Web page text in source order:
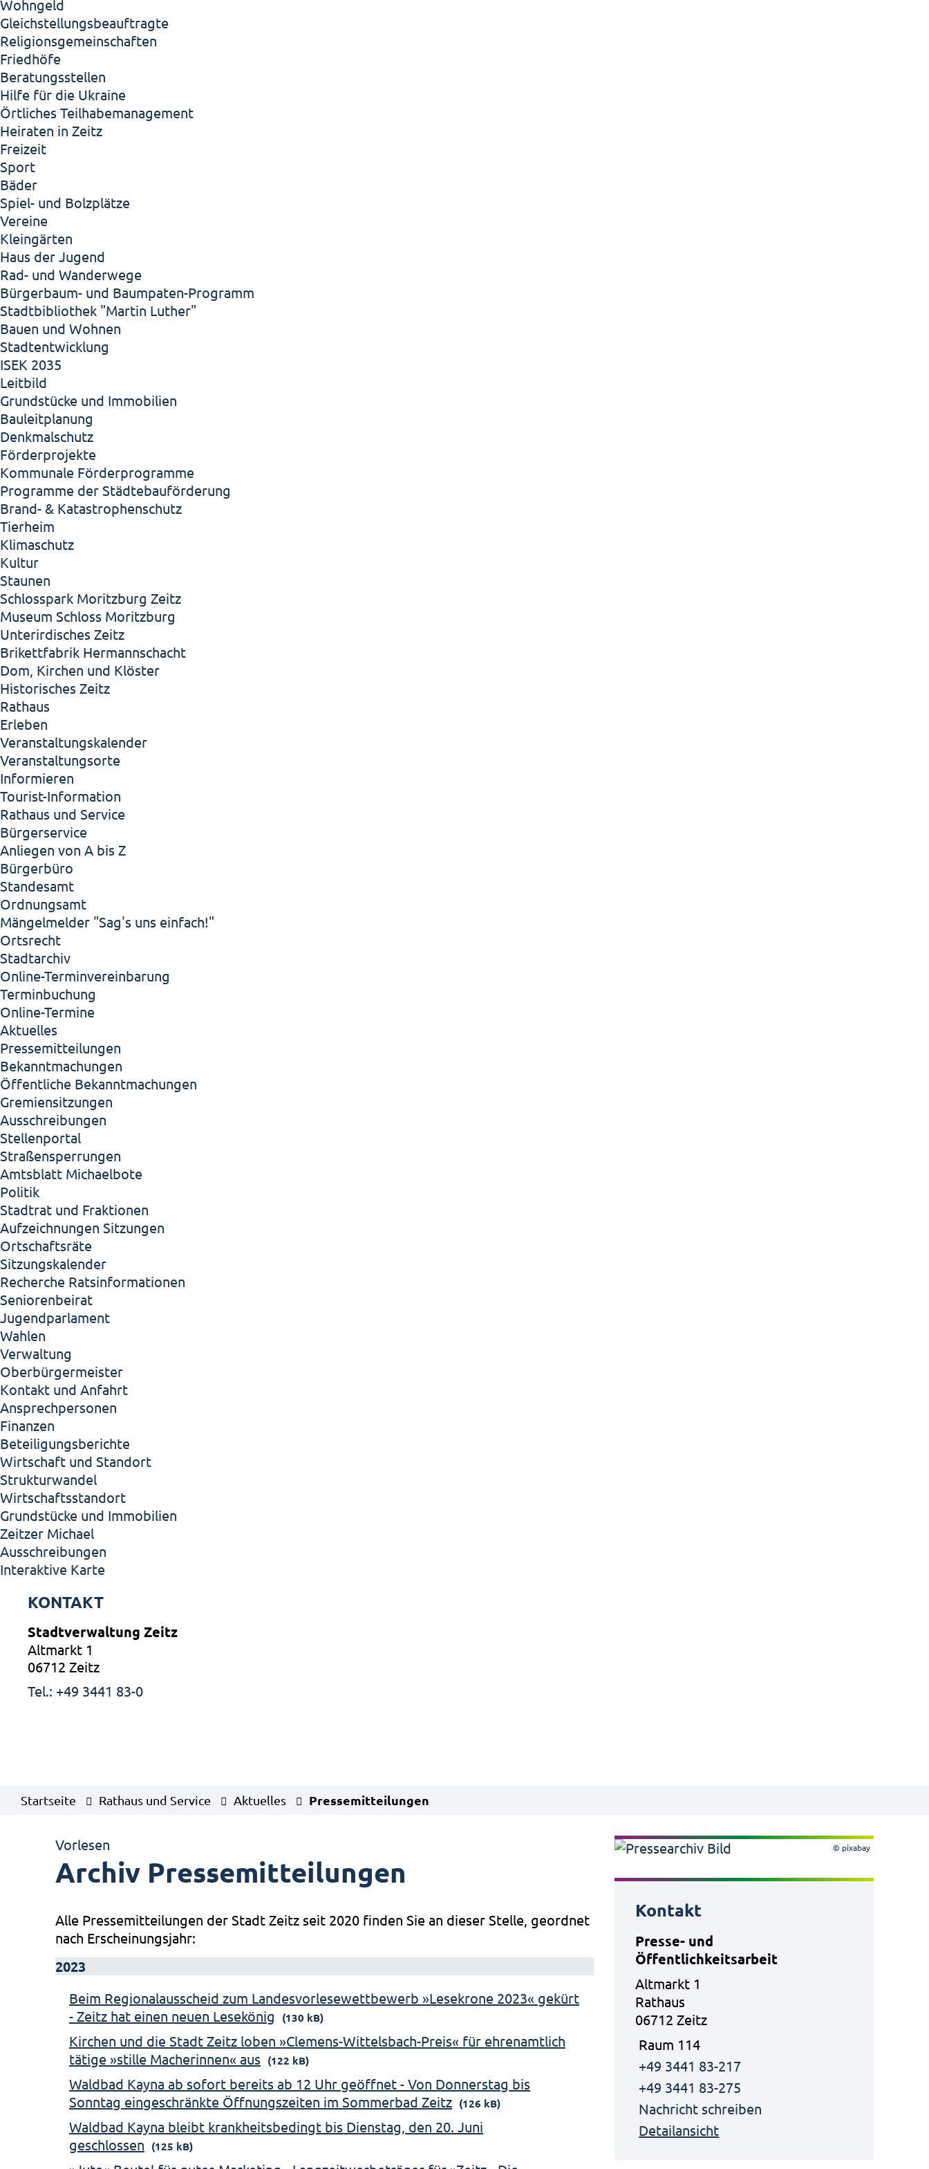
Wohngeld
Gleichstellungsbeauftragte
Religionsgemeinschaften
Friedhöfe
Beratungsstellen
Hilfe für die Ukraine
Örtliches Teilhabemanagement
Heiraten in Zeitz
Freizeit
Sport
Bäder
Spiel- und Bolzplätze
Vereine
Kleingärten
Haus der Jugend
Rad- und Wanderwege
Bürgerbaum- und Baumpaten-Programm
Stadtbibliothek "Martin Luther"
Bauen und Wohnen
Stadtentwicklung
ISEK 2035
Leitbild
Grundstücke und Immobilien
Bauleitplanung
Denkmalschutz
Förderprojekte
Kommunale Förderprogramme
Programme der Städtebauförderung
Brand- & Katastrophenschutz
Tierheim
Klimaschutz
Kultur
Staunen
Schlosspark Moritzburg Zeitz
Museum Schloss Moritzburg
Unterirdisches Zeitz
Brikettfabrik Hermannschacht
Dom, Kirchen und Klöster
Historisches Zeitz
Rathaus
Erleben
Veranstaltungskalender
Veranstaltungsorte
Informieren
Tourist-Information
Rathaus und Service
Bürgerservice
Anliegen von A bis Z
Bürgerbüro
Standesamt
Ordnungsamt
Mängelmelder "Sag's uns einfach!"
Ortsrecht
Stadtarchiv
Online-Terminvereinbarung
Terminbuchung
Online-Termine
Aktuelles
Pressemitteilungen
Bekanntmachungen
Öffentliche Bekanntmachungen
Gremiensitzungen
Ausschreibungen
Stellenportal
Straßensperrungen
Amtsblatt Michaelbote
Politik
Stadtrat und Fraktionen
Aufzeichnungen Sitzungen
Ortschaftsräte
Sitzungskalender
Recherche Ratsinformationen
Seniorenbeirat
Jugendparlament
Wahlen
Verwaltung
Oberbürgermeister
Kontakt und Anfahrt
Ansprechpersonen
Finanzen
Beteiligungsberichte
Wirtschaft und Standort
Strukturwandel
Wirtschaftsstandort
Grundstücke und Immobilien
Zeitzer Michael
Ausschreibungen
Interaktive Karte
KONTAKT
Stadtverwaltung Zeitz
Altmarkt 1
06712 Zeitz
Tel.: +49 3441 83-0
Startseite Rathaus und Service Aktuelles Pressemitteilungen
Vorlesen
Archiv Pressemitteilungen
Alle Pressemitteilungen der Stadt Zeitz seit 2020 finden Sie an dieser Stelle, geordnet
nach Erscheinungsjahr:
2023
Beim Regionalausscheid zum Landesvorlesewettbewerb »Lesekrone 2023« gekürt
- Zeitz hat einen neuen Lesekönig
(130 kB)
Kirchen und die Stadt Zeitz loben »Clemens-Wittelsbach-Preis« für ehrenamtlich
tätige »stille Macherinnen« aus (122 kB)
Waldbad Kayna ab sofort bereits ab 12 Uhr geöffnet - Von Donnerstag bis
Sonntag eingeschränkte Öffnungszeiten im Sommerbad Zeitz (126 kB)
Waldbad Kayna bleibt krankheitsbedingt bis Dienstag, den 20. Juni
geschlossen (125 kB)
© pixabay
Kontakt
Presse- und
Öffentlichkeitsarbeit
Altmarkt 1
Rathaus
06712 Zeitz
Raum 114
+49 3441 83-217
+49 3441 83-275
Nachricht schreiben
Detailansicht